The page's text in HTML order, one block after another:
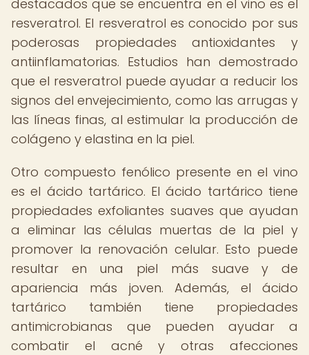
destacados que se encuentra en el vino es el
resveratrol. El resveratrol es conocido por sus
poderosas propiedades antioxidantes y
antiinflamatorias. Estudios han demostrado
que el resveratrol puede ayudar a reducir los
signos del envejecimiento, como las arrugas y
las líneas finas, al estimular la producción de
colágeno y elastina en la piel.
Otro compuesto fenólico presente en el vino
es el ácido tartárico. El ácido tartárico tiene
propiedades exfoliantes suaves que ayudan
a eliminar las células muertas de la piel y
promover la renovación celular. Esto puede
resultar en una piel más suave y de
apariencia más joven. Además, el ácido
tartárico también tiene propiedades
antimicrobianas que pueden ayudar a
combatir el acné y otras afecciones